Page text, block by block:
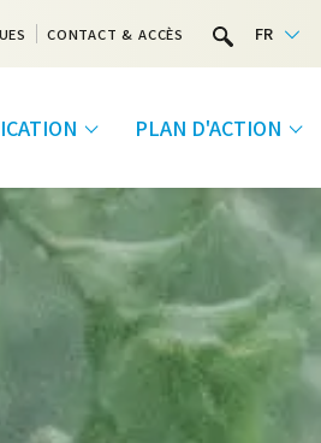
CONTACT & ACCÈS FR
PLAN D'ACTION